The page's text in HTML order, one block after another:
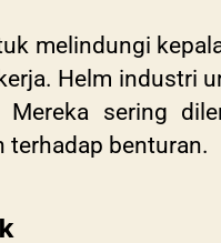
melindungi
Helm industri
sering
terhadap benturan.